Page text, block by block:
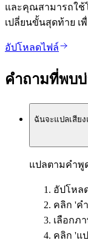
และคุณสามารถใช้
เปลี่ยนขั้นสุดท้าย เ
อัปโหลดไฟล์
คำถามที่พบ
ฉันจะแปลเสีย
แปลตามคำพู
อัปโหล
คลิก 'ค
เลือกภ
คลิก 'แ